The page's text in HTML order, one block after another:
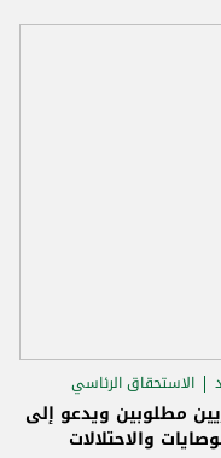
الاستحقاق الرئاسي
مطلوبين ويدعو إلى
والاحتلالات